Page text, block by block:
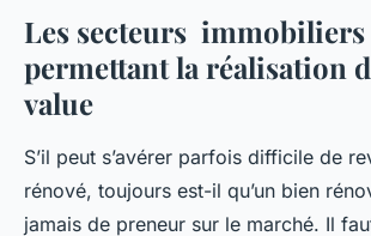
Les secteurs immobiliers
permettant la réalisation
value
S’il peut s’avérer parfois difficile de
rénové, toujours est-il qu’un bien
jamais de preneur sur le marché. Il